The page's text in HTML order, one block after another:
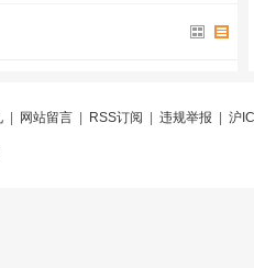
| 网站留言| RSS订阅 违规举报 沪